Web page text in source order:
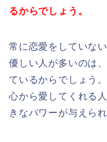
るからでしょう。
常に恋愛をしていな
優しい人が多いのは
ているからでしょう
心から愛してくれる
きなパワーが与えられ